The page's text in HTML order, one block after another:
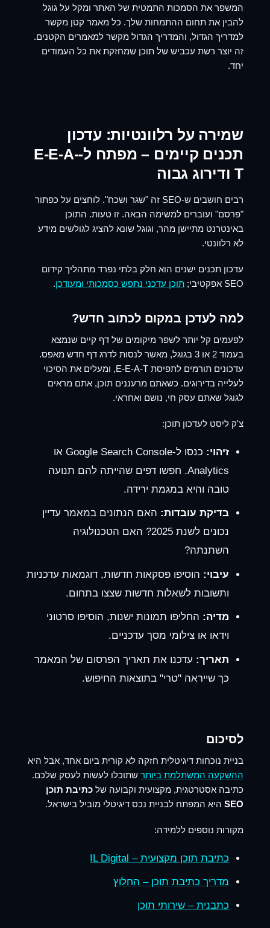
המשפר את הסמכות התמטית של האתר ומקל על גוגל
להבין את תחום ההתמחות שלך. כל מאמר קטן מקשר
למדריך הגדול, והמדריך הגדול מקשר למאמרים הקטנים.
זה יוצר רשת עכביש של תוכן שמחזקת את כל העמודים
יחד.
שמירה על רלוונטיות:עדכון
תכנים קיימים
– מפתח ל-E-E-A-
T ודירוג גבוה
רבים חושבים ש-SEO זה "שגר ושכח". לוחצים על כפתור
"פרסם" ועוברים למשימה הבאה. זו טעות. התוכן
באינטרנט מתיישן מהר, וגוגל שונא להציג לגולשים מידע
לא רלוונטי.
עדכון תכנים ישנים הוא חלק בלתי נפרד מתהליך קידום
SEO אפקטיבי;
תוכן עדכני נתפש כסמכותי ומעודכן.
למה לעדכן במקום לכתוב חדש?
לפעמים קל יותר לשפר מיקומים של דף קיים שנמצא
בעמוד 2 או 3 בגוגל, מאשר לנסות לדרג דף חדש מאפס.
עדכונים תורמים לתפיסת E-E-A-T, ומעלים את הסיכוי
לעלייה בדירוגים. כשאתם מרעננים תוכן, אתם מראים
לגוגל שאתם עסק חי, נושם ואחראי.
צ'ק ליסט לעדכון תוכן:
זיהוי:
כנסו ל-Google Search Console או
Analytics. חפשו דפים שהייתה להם תנועה
טובה והיא במגמת ירידה.
בדיקת עובדות: האם הנתונים במאמר עדיין
נכונים לשנת 2025? האם הטכנולוגיה
השתנתה?
עיבוי: הוסיפו פסקאות חדשות, דוגמאות עדכניות
ותשובות לשאלות חדשות שצצו בתחום.
מדיה: החליפו תמונות ישנות, הוסיפו סרטוני
וידאו או צילומי מסך עדכניים.
תאריך: עדכנו את תאריך הפרסום של המאמר
כך שייראה "טרי" בתוצאות החיפוש.
לסיכום
בניית נוכחות דיגיטלית חזקה לא קורית ביום אחד, אבל היא
ההשקעה המשתלמת ביותר שתוכלו לעשות לעסק שלכם.
כתיבה אסטרטגית, מקצועית וקבועה של כתיבת תוכן
SEO היא המפתח לבניית נכס דיגיטלי מוביל בישראל.
מקורות נוספים ללמידה:
כתיבת תוכן מקצועית – IL Digital
מדריך כתיבת תוכן – החלוץ
כתבנית – שירותי תוכן